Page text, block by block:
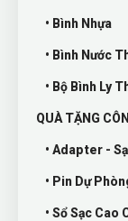
• Bình Nhựa
• Bình Nước
• Bộ Bình Ly
QUÀ TẶNG
• Adapter -
• Pin Dự
• Sổ Sạc Cao